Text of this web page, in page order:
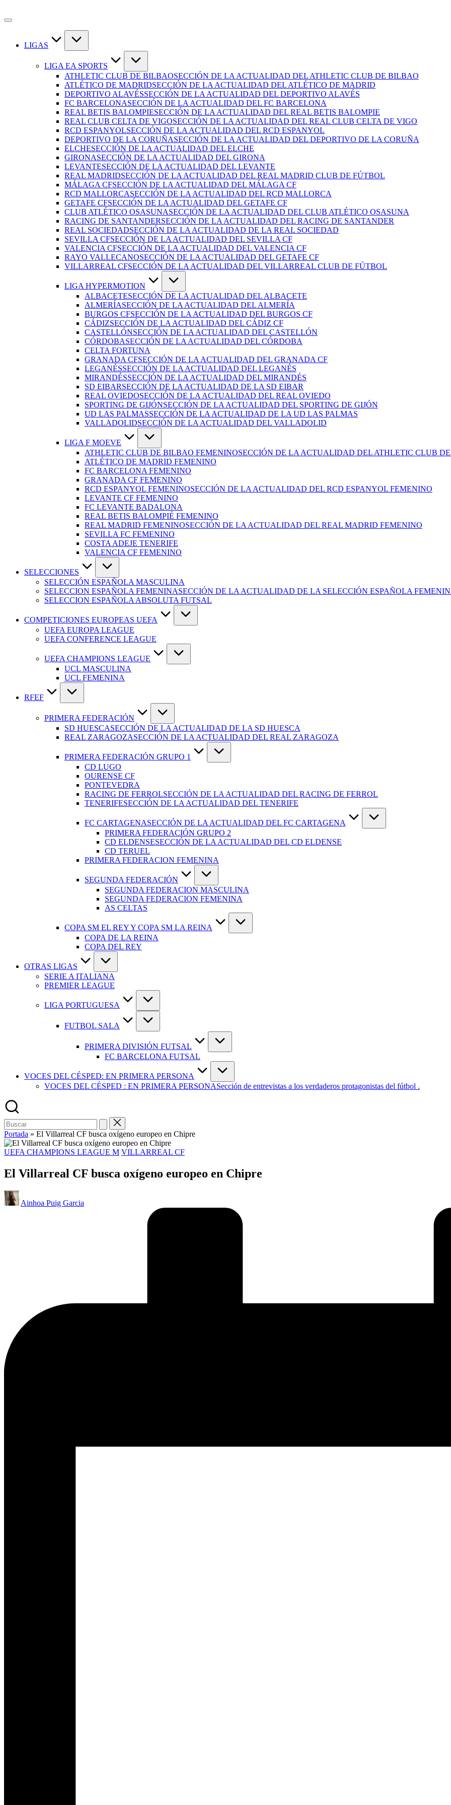
LIGAS
LIGA EA SPORTS
ATHLETIC CLUB DE BILBAOSECCIÓN DE LA ACTUALIDAD DEL ATHLETIC CLUB DE BILBAO
ATLÉTICO DE MADRIDSECCIÓN DE LA ACTUALIDAD DEL ATLÉTICO DE MADRID
DEPORTIVO ALAVÉSSECCIÓN DE LA ACTUALIDAD DEL DEPORTIVO ALAVÉS
FC BARCELONASECCIÓN DE LA ACTUALIDAD DEL FC BARCELONA
REAL BETIS BALOMPIESECCIÓN DE LA ACTUALIDAD DEL REAL BETIS BALOMPIE
REAL CLUB CELTA DE VIGOSECCIÓN DE LA ACTUALIDAD DEL REAL CLUB CELTA DE VIGO
RCD ESPANYOLSECCIÓN DE LA ACTUALIDAD DEL RCD ESPANYOL
DEPORTIVO DE LA CORUÑASECCIÓN DE LA ACTUALIDAD DEL DEPORTIVO DE LA CORUÑA
ELCHESECCIÓN DE LA ACTUALIDAD DEL ELCHE
GIRONASECCIÓN DE LA ACTUALIDAD DEL GIRONA
LEVANTESECCIÓN DE LA ACTUALIDAD DEL LEVANTE
REAL MADRIDSECCIÓN DE LA ACTUALIDAD DEL REAL MADRID CLUB DE FÚTBOL
MÁLAGA CFSECCIÓN DE LA ACTUALIDAD DEL MÁLAGA CF
RCD MALLORCASECCIÓN DE LA ACTUALIDAD DEL RCD MALLORCA
GETAFE CFSECCIÓN DE LA ACTUALIDAD DEL GETAFE CF
CLUB ATLÉTICO OSASUNASECCIÓN DE LA ACTUALIDAD DEL CLUB ATLÉTICO OSASUNA
RACING DE SANTANDERSECCIÓN DE LA ACTUALIDAD DEL RACING DE SANTANDER
REAL SOCIEDADSECCIÓN DE LA ACTUALIDAD DE LA REAL SOCIEDAD
SEVILLA CFSECCIÓN DE LA ACTUALIDAD DEL SEVILLA CF
VALENCIA CFSECCIÓN DE LA ACTUALIDAD DEL VALENCIA CF
RAYO VALLECANOSECCIÓN DE LA ACTUALIDAD DEL GETAFE CF
VILLARREAL CFSECCIÓN DE LA ACTUALIDAD DEL VILLARREAL CLUB DE FÚTBOL
LIGA HYPERMOTION
ALBACETESECCIÓN DE LA ACTUALIDAD DEL ALBACETE
ALMERÍASECCIÓN DE LA ACTUALIDAD DEL ALMERÍA
BURGOS CFSECCIÓN DE LA ACTUALIDAD DEL BURGOS CF
CÁDIZSECCIÓN DE LA ACTUALIDAD DEL CÁDIZ CF
CASTELLÓNSECCIÓN DE LA ACTUALIDAD DEL CASTELLÓN
CÓRDOBASECCIÓN DE LA ACTUALIDAD DEL CÓRDOBA
CELTA FORTUNA
GRANADA CFSECCIÓN DE LA ACTUALIDAD DEL GRANADA CF
LEGANÉSSECCIÓN DE LA ACTUALIDAD DEL LEGANÉS
MIRANDÉSSECCIÓN DE LA ACTUALIDAD DEL MIRANDÉS
SD EIBARSECCIÓN DE LA ACTUALIDAD DE LA SD EIBAR
REAL OVIEDOSECCIÓN DE LA ACTUALIDAD DEL REAL OVIEDO
SPORTING DE GIJÓNSECCIÓN DE LA ACTUALIDAD DEL SPORTING DE GIJÓN
UD LAS PALMASSECCIÓN DE LA ACTUALIDAD DE LA UD LAS PALMAS
VALLADOLIDSECCIÓN DE LA ACTUALIDAD DEL VALLADOLID
LIGA F MOEVE
ATHLETIC CLUB DE BILBAO FEMENINOSECCIÓN DE LA ACTUALIDAD DEL ATHLETIC CLUB
ATLÉTICO DE MADRID FEMENINO
FC BARCELONA FEMENINO
GRANADA CF FEMENINO
RCD ESPANYOL FEMENINOSECCIÓN DE LA ACTUALIDAD DEL RCD ESPANYOL FEMENINO
LEVANTE CF FEMENINO
FC LEVANTE BADALONA
REAL BETIS BALOMPIÉ FEMENINO
REAL MADRID FEMENINOSECCIÓN DE LA ACTUALIDAD DEL REAL MADRID FEMENINO
SEVILLA FC FEMENINO
COSTA ADEJE TENERIFE
VALENCIA CF FEMENINO
SELECCIONES
SELECCIÓN ESPAÑOLA MASCULINA
SELECCION ESPAÑOLA FEMENINASECCIÓN DE LA ACTUALIDAD DE LA SELECCIÓN ESPAÑOLA
SELECCION ESPAÑOLA ABSOLUTA FUTSAL
COMPETICIONES EUROPEAS UEFA
UEFA EUROPA LEAGUE
UEFA CONFERENCE LEAGUE
UEFA CHAMPIONS LEAGUE
UCL MASCULINA
UCL FEMENINA
RFEF
PRIMERA FEDERACIÓN
SD HUESCASECCIÓN DE LA ACTUALIDAD DE LA SD HUESCA
REAL ZARAGOZASECCIÓN DE LA ACTUALIDAD DEL REAL ZARAGOZA
PRIMERA FEDERACIÓN GRUPO 1
CD LUGO
OURENSE CF
PONTEVEDRA
RACING DE FERROLSECCIÓN DE LA ACTUALIDAD DEL RACING DE FERROL
TENERIFESECCIÓN DE LA ACTUALIDAD DEL TENERIFE
FC CARTAGENASECCIÓN DE LA ACTUALIDAD DEL FC CARTAGENA
PRIMERA FEDERACIÓN GRUPO 2
CD ELDENSESECCIÓN DE LA ACTUALIDAD DEL CD ELDENSE
CD TERUEL
PRIMERA FEDERACION FEMENINA
SEGUNDA FEDERACIÓN
SEGUNDA FEDERACION MASCULINA
SEGUNDA FEDERACION FEMENINA
AS CELTAS
COPA SM EL REY Y COPA SM LA REINA
COPA DE LA REINA
COPA DEL REY
OTRAS LIGAS
SERIE A ITALIANA
PREMIER LEAGUE
LIGA PORTUGUESA
FUTBOL SALA
PRIMERA DIVISIÓN FUTSAL
FC BARCELONA FUTSAL
VOCES DEL CÉSPED: EN PRIMERA PERSONA
VOCES DEL CÉSPED : EN PRIMERA PERSONASección de entrevistas a los verdaderos protagonistas del fútbol .
Portada » El Villarreal CF busca oxígeno europeo en Chipre
UEFA CHAMPIONS LEAGUE M VILLARREAL CF
El Villarreal CF busca oxígeno europeo en Chipre
Ainhoa Puig Garcia